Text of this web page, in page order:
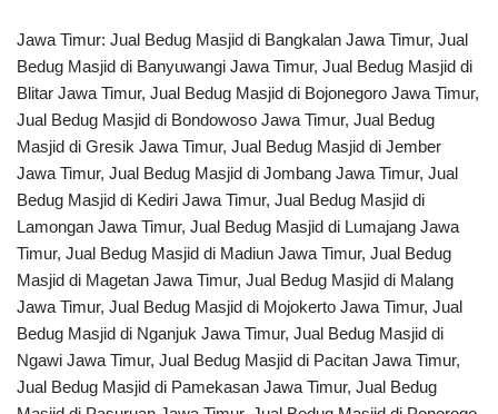
Jawa Timur: Jual Bedug Masjid di Bangkalan Jawa Timur, Jual
Bedug Masjid di Banyuwangi Jawa Timur, Jual Bedug Masjid di
Blitar Jawa Timur, Jual Bedug Masjid di Bojonegoro Jawa Timur,
Jual Bedug Masjid di Bondowoso Jawa Timur, Jual Bedug
Masjid di Gresik Jawa Timur, Jual Bedug Masjid di Jember
Jawa Timur, Jual Bedug Masjid di Jombang Jawa Timur, Jual
Bedug Masjid di Kediri Jawa Timur, Jual Bedug Masjid di
Lamongan Jawa Timur, Jual Bedug Masjid di Lumajang Jawa
Timur, Jual Bedug Masjid di Madiun Jawa Timur, Jual Bedug
Masjid di Magetan Jawa Timur, Jual Bedug Masjid di Malang
Jawa Timur, Jual Bedug Masjid di Mojokerto Jawa Timur, Jual
Bedug Masjid di Nganjuk Jawa Timur, Jual Bedug Masjid di
Ngawi Jawa Timur, Jual Bedug Masjid di Pacitan Jawa Timur,
Jual Bedug Masjid di Pamekasan Jawa Timur, Jual Bedug